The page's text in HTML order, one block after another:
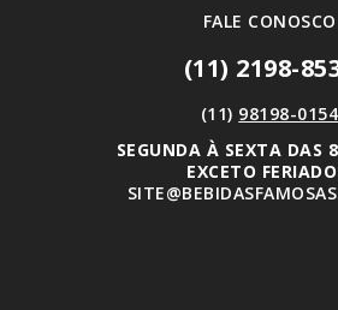
FALE CONOSCO
(11) 2198-
(11) 98198-0154
SEGUNDA À SEXTA DAS
EXCETO